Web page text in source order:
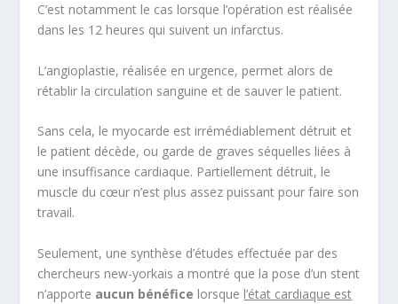
C’est notamment le cas lorsque l’opération est réalisée
dans les 12 heures qui suivent un infarctus.
L’angioplastie, réalisée en urgence, permet alors de
rétablir la circulation sanguine et de sauver le patient.
Sans cela, le myocarde est irrémédiablement détruit et
le patient décède, ou garde de graves séquelles liées à
une insuffisance cardiaque. Partiellement détruit, le
muscle du cœur n’est plus assez puissant pour faire son
travail.
Seulement, une synthèse d’études effectuée par des
chercheurs new-yorkais a montré que la pose d’un stent
n’apporte aucun bénéfice lorsque l’état cardiaque est